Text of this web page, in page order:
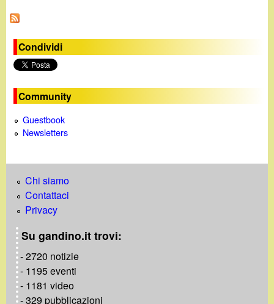
g
i
n
e
Condividi
Community
Guestbook
Newsletters
Chi siamo
Contattaci
Privacy
Su gandino.it trovi:
- 2720 notizie
- 1195 eventi
- 1181 video
- 329 pubblicazioni